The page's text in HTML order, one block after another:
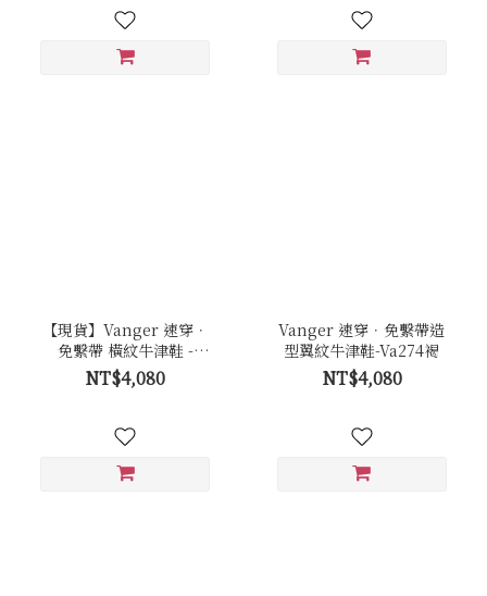
【現貨】Vanger 速穿．
免繫帶 橫紋牛津鞋 -
Va301黑
NT$4,080
Vanger 速穿．免繫帶造
型翼紋牛津鞋-Va274褐
NT$4,080